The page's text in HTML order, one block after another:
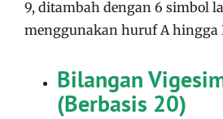
9, ditambah dengan 6 simbol
menggunakan huruf A hingga
Bilangan
(Berbasis 20)